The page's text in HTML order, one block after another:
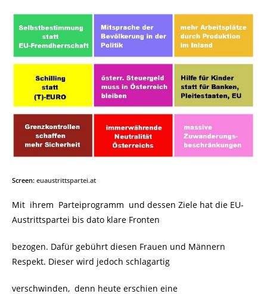
Screen: euaustrittspartei.at
Mit ihrem Parteiprogramm und dessen Ziele hat die EU-
Austrittspartei bis dato klare Fronten
bezogen. Dafür gebührt diesen Frauen und Männern
Respekt. Dieser wird jedoch schlagartig
verschwinden, denn heute erschien eine